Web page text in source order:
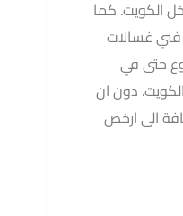
الكويت. كما
فني غسالات
حتى في
دون ان
الى ارخص